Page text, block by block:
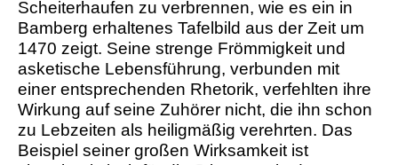
Scheiterhaufen zu verbrennen, wie es ein in
Bamberg erhaltenes Tafelbild aus der Zeit um
1470 zeigt. Seine strenge Frömmigkeit und
asketische Lebensführung, verbunden mit
einer entsprechenden Rhetorik, verfehlten ihre
Wirkung auf seine Zuhörer nicht, die ihn schon
zu Lebzeiten als heiligmäßig verehrten. Das
Beispiel seiner großen Wirksamkeit ist